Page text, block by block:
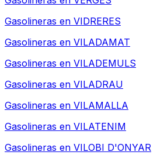
Gasolineras en VIDRERES
Gasolineras en VILADAMAT
Gasolineras en VILADEMULS
Gasolineras en VILADRAU
Gasolineras en VILAMALLA
Gasolineras en VILATENIM
Gasolineras en VILOBI D'ONYAR